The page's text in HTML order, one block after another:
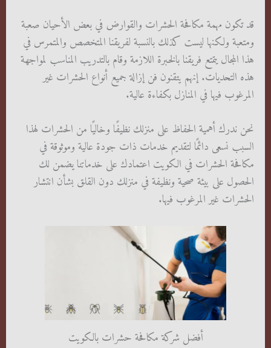
قد تكون مهمة مكافحة الحشرات والقوارض في بعض الأحيان صعبة
ومتعبة ولكنها ليست كذلك بالنسبة لفريقنا المتخصص والمتمرس في
هذا المجال يتمتع فريقنا بالخبرة اللازمة وقام بالتدريب المناسب لمواجهة
هذه التحديات. إنهم يتقنون فن إزالة جميع أنواع الحشرات غير
المرغوب فيها في المنازل بكفاءة عالية.
نحن ندرك أهمية الحفاظ على منزلك نظيفًا وخاليًا من الحشرات لهذا
السبب نسعى دائمًا لتقديم خدمات ذات جودة عالية وموثوقة في
مكافحة الحشرات في الكويت اعتمادك على خدماتنا يضمن لك
الحصول على بيئة صحية ونظيفة في منزلك دون القلق بشأن انتشار
الحشرات غير المرغوب فيها.
أفضل شركة مكافحة حشرات بالكويت